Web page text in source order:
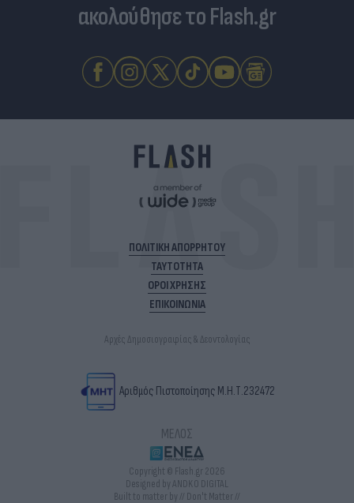
ακολούθησε το Flash.gr
ΠΟΛΙΤΙΚΗ ΑΠΟΡΡΗΤΟΥ
ΤΑΥΤΟΤΗΤΑ
ΟΡΟΙ ΧΡΗΣΗΣ
ΕΠΙΚΟΙΝΩΝΙΑ
Αρχές Δημοσιογραφίας & Δεοντολογίας
Αριθμός Πιστοποίησης Μ.Η.Τ.232472
ΜΕΛΟΣ
Copyright © Flash.gr 2026
Designed by ANDKO DIGITAL
Built to matter by // Don't Matter //